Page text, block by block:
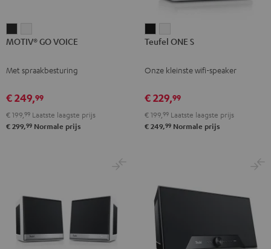
GO
Night
GO
Silver
MOTIV® GO VOICE
Met spraakbesturing
€ 249,99
€ 199, 99 Laatste laagste prijs
€ 299,99 Normale prijs
ONE
Zwart
ONE
Wit
Teufel ONE S
Onze kleinste wifi-speaker
€ 229,99
€ 199, 99 Laatste laagste prijs
€ 249,99 Normale prijs